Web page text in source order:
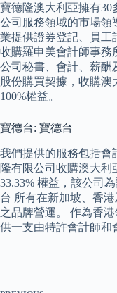
寶德隆澳大利亞擁有30
公司服務領域的市場領
業提供證券登記、員工
收購羅申美會計師事務
公司秘書、會計、薪酬
股份購買契據，收購澳
100%權益。
寶德台: 寶德台
我們提供的服務包括會
隆有限公司收購澳大利
33.33% 權益，該公司
台 所有在新加坡、香
之品牌營運。 作為香
供一支由特許會計師和